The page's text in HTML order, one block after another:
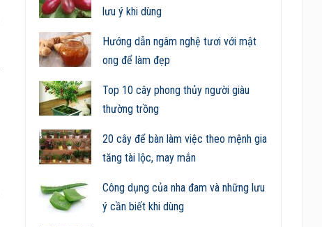
lưu ý khi dùng
Hướng dẫn ngâm nghệ tươi với mật
ong để làm đẹp
Top 10 cây phong thủy người giàu
thường trồng
20 cây để bàn làm việc theo mệnh gia
tăng tài lộc, may mắn
Công dụng của nha đam và những lưu
ý cần biết khi dùng